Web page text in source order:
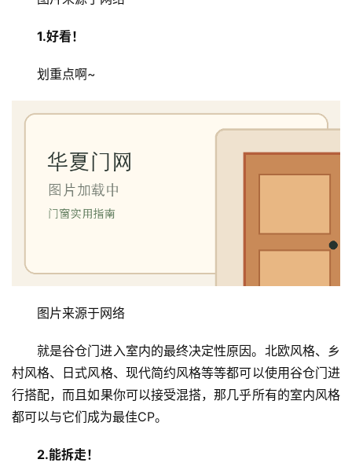
1.好看！
划重点啊~
图片来源于网络
就是谷仓门进入室内的最终决定性原因。北欧风格、乡
村风格、日式风格、现代简约风格等等都可以使用谷仓门进
行搭配，而且如果你可以接受混搭，那几乎所有的室内风格
都可以与它们成为最佳CP。
2.能拆走！